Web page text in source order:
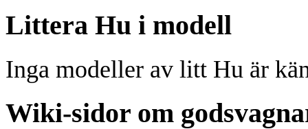
Littera Hu i modell
Inga modeller av litt Hu är
Wiki-sidor om